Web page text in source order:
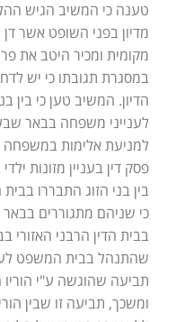
טענה כי המשיב הגיש
מדיון בפני השופט אשר
במסגרת תגובתו כי יש
הדיון. המשיב טען כי בין
לענייני משפחה בבאר
למניעת אלימות במשפחה
פסק דין בעניין מזונות
בין בני הזוג התבררו
כי שניהם מתגוררים בבאר
בבית הדין הרבני
שהתנהל בבית המשפט
תביעה שהוגשה ע"י
ומשכך, תביעה זו שבין